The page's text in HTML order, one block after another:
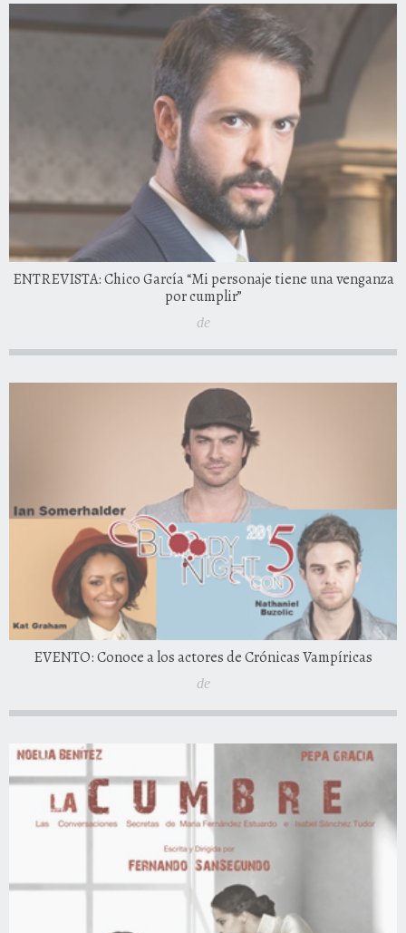
ENTREVISTA: Chico García “Mi personaje tiene una venganza
por cumplir”
de
EVENTO: Conoce a los actores de Crónicas Vampíricas
de